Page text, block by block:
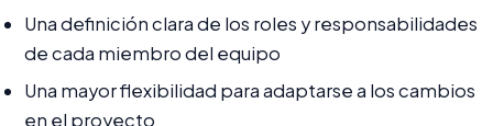
Una definición clara de los roles y responsabilidades
de cada miembro del equipo
Una mayor flexibilidad para adaptarse a los cambios
en el proyecto